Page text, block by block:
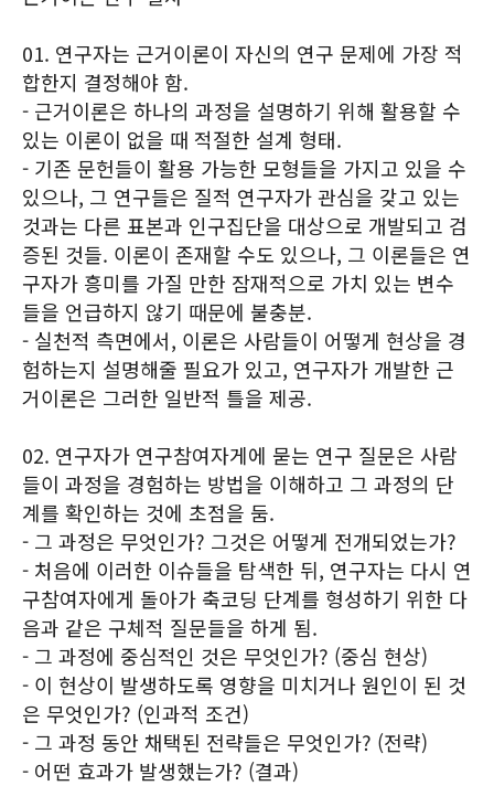
01. 연구자는 근거이론이 자신의 연구 문제에 가장 적
합한지 결정해야 함.
- 근거이론은 하나의 과정을 설명하기 위해 활용할 수
있는 이론이 없을 때 적절한 설계 형태.
- 기존 문헌들이 활용 가능한 모형들을 가지고 있을 수
있으나, 그 연구들은 질적 연구자가 관심을 갖고 있는
것과는 다른 표본과 인구집단을 대상으로 개발되고 검
증된 것들. 이론이 존재할 수도 있으나, 그 이론들은 연
구자가 흥미를 가질 만한 잠재적으로 가치 있는 변수
들을 언급하지 않기 때문에 불충분.
- 실천적 측면에서, 이론은 사람들이 어떻게 현상을 경
험하는지 설명해줄 필요가 있고, 연구자가 개발한 근
거이론은 그러한 일반적 틀을 제공.
02. 연구자가 연구참여자게에 묻는 연구 질문은 사람
들이 과정을 경험하는 방법을 이해하고 그 과정의 단
계를 확인하는 것에 초점을 둠.
- 그 과정은 무엇인가? 그것은 어떻게 전개되었는가?
- 처음에 이러한 이슈들을 탐색한 뒤, 연구자는 다시 연
구참여자에게 돌아가 축코딩 단계를 형성하기 위한 다
음과 같은 구체적 질문들을 하게 됨.
- 그 과정에 중심적인 것은 무엇인가? (중심 현상)
- 이 현상이 발생하도록 영향을 미치거나 원인이 된 것
은 무엇인가? (인과적 조건)
- 그 과정 동안 채택된 전략들은 무엇인가? (전략)
- 어떤 효과가 발생했는가? (결과)